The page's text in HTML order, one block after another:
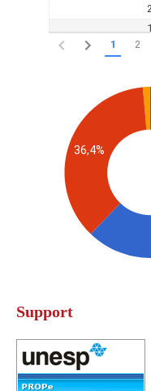
Support